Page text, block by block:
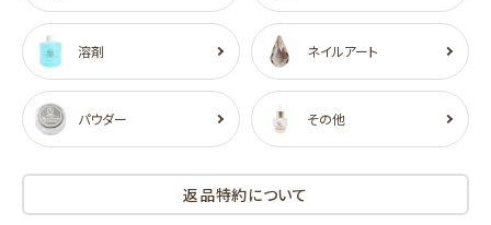
溶剤 ネイルアート
パウダー その他
返品特約について